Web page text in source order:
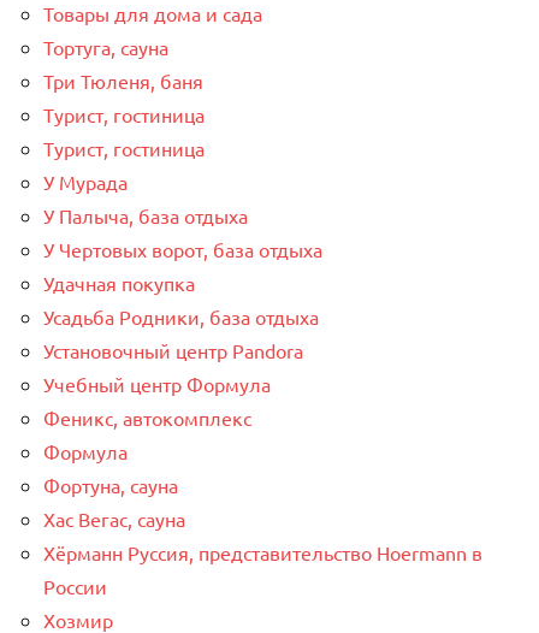
Товары для дома и сада
Тортуга, сауна
Три Тюленя, баня
Турист, гостиница
Турист, гостиница
У Мурада
У Палыча, база отдыха
У Чертовых ворот, база отдыха
Удачная покупка
Усадьба Родники, база отдыха
Установочный центр Pandora
Учебный центр Формула
Феникс, автокомплекс
Формула
Фортуна, сауна
Хас Вегас, сауна
Хёрманн Руссия, представительство Hoermann в
России
Хозмир